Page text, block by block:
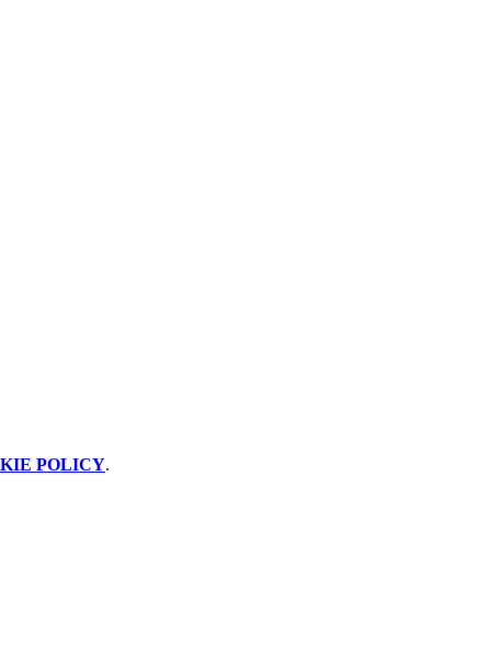
POLICY.